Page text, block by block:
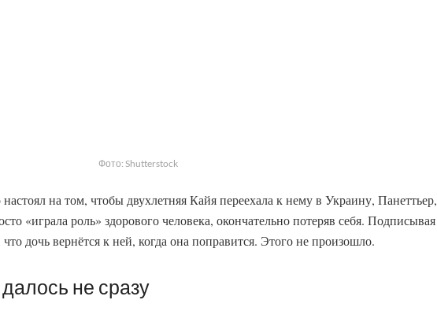
Фото: Shutterstock
на том, чтобы двухлетняя Кайя переехала к нему в Украину, Панеттьер,
«играла роль» здорового человека, окончательно потеряв себя. Подписывая
дочь вернётся к ней, когда она поправится. Этого не произошло.
не сразу